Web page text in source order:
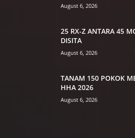
August 6, 2026
25 RX-Z ANTARA 45
DISITA
August 6, 2026
TANAM 150 POKOK
HHA 2026
August 6, 2026